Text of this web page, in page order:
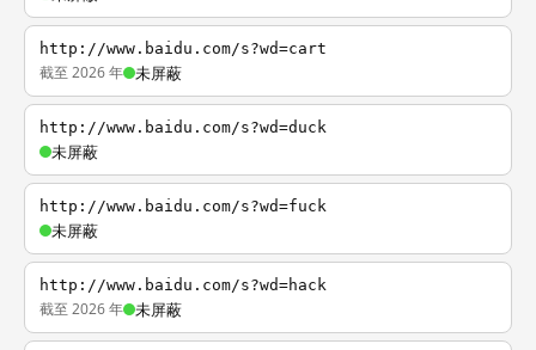
http://www.baidu.com/s?wd=cart
截至 2026 年 未屏蔽
http://www.baidu.com/s?wd=duck
未屏蔽
http://www.baidu.com/s?wd=fuck
未屏蔽
http://www.baidu.com/s?wd=hack
截至 2026 年 未屏蔽